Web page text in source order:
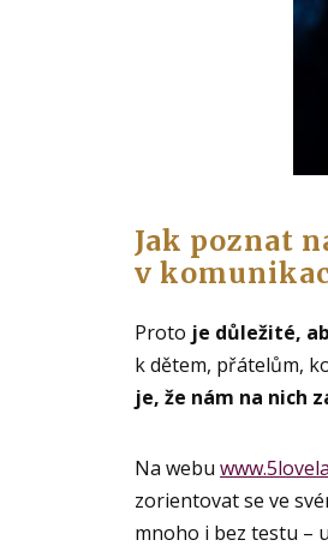
Jak poznat
v
Proto je důležité,
k dětem, přátelům,
je, že nám na nich
Na webu
zorientovat se ve
mnoho i bez testu –